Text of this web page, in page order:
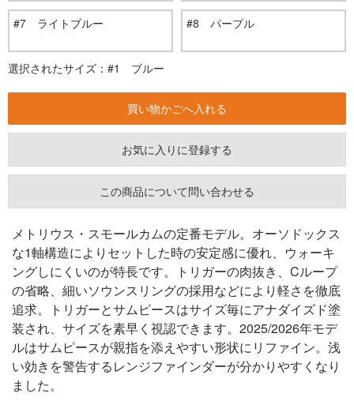
#7 ライトブルー #8 パープル
選択されたサイズ：#1 ブルー
お気に入りに登録する
この商品について問い合わせる
メトリウス・スモールカムの定番モデル。オーソドックス
な1軸構造によりセットした時の安定感に優れ、ウォーキ
ングしにくいのが特長です。トリガーの肉抜き、Cループ
の省略、細いソウンスリングの採用などにより軽さを徹底
追求。トリガーとサムピースはサイズ毎にアナダイズド塗
装され、サイズを素早く視認できます。2025/2026年モデ
ルはサムピースが親指を添えやすい形状にリファイン。浅
い効きを警告するレンジファインダーが分かりやすくなり
ました。